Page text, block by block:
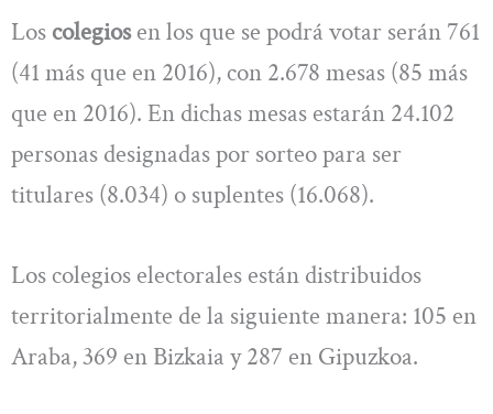
Los colegiosen los que se podrá votar serán 761
(41 más que en 2016), con 2.678 mesas (85 más
que en 2016). En dichas mesas estarán 24.102
personas designadas por sorteo para ser
titulares (8.034) o suplentes (16.068).
Los colegios electorales están distribuidos
territorialmente de la siguiente manera: 105 en
Araba, 369 en Bizkaia y 287 en Gipuzkoa.